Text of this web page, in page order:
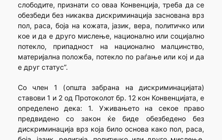
слободите, признати со оваа Конвенција, треба да се
обезбеди без никаква дискриминација заснована врз
пол, раса, боја на кожата, јазик, вера, политичко или
кое и да е друго мислење, национално или социјално
потекло, припадност на национално малцинство,
материјална положба, потекло по раѓање или кој и да
е друг статус”.
Со член 1 (општа забрана на дискриминацијата)
ставови 1 и 2 од Протоколот бр. 12 кон Конвенцијата, е
определено дека: 1. Уживањето на секое право
предвидено со закон ќе биде обезбедено без
дискриминација врз која било основа како пол, раса,